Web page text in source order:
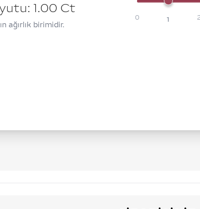
1.00 Ct
ağırlık birimidir.
0 1